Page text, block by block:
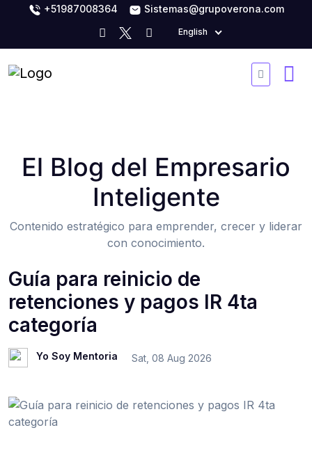
+51987008364 Sistemas@grupoverona.com
English
El Blog del Empresario
Inteligente
Contenido estratégico para emprender, crecer y liderar
con conocimiento.
Guía para reinicio de
retenciones y pagos IR 4ta
categoría
Yo Soy Mentoria Sat, 08 Aug 2026